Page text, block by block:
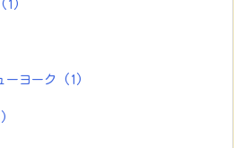
(1)
ーヨーク (1)